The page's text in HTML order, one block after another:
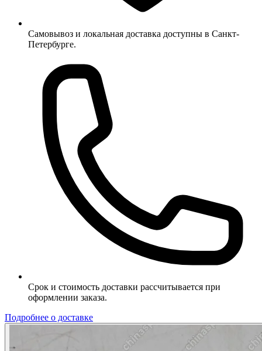
Самовывоз и локальная доставка доступны в Санкт-
Петербурге.
Срок и стоимость доставки рассчитывается при
оформлении заказа.
Подробнее о доставке